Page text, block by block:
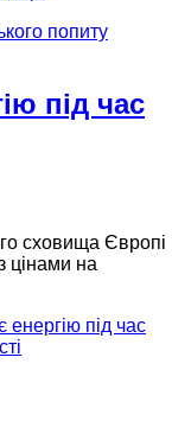
під час
сховища Європі
цінами на
під час